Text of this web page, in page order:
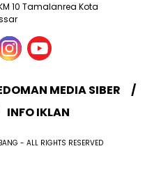
10 Tamalanrea Kota
MEDIA SIBER
INFO IKLAN
- ALL RIGHTS RESERVED